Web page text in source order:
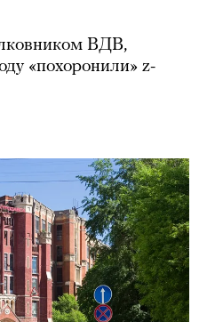
ВДВ,
«похоронили» z-